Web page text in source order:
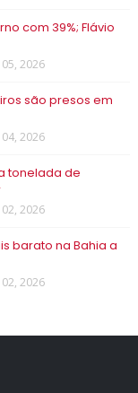
com 39%; Flávio
2026
são presos em
2026
tonelada de
2026
barato na Bahia a
2026